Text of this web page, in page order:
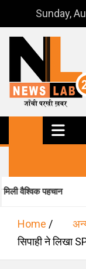
content
Sunday,
जाँची परखी ख़बर
Home
सिपाही ने लिखा